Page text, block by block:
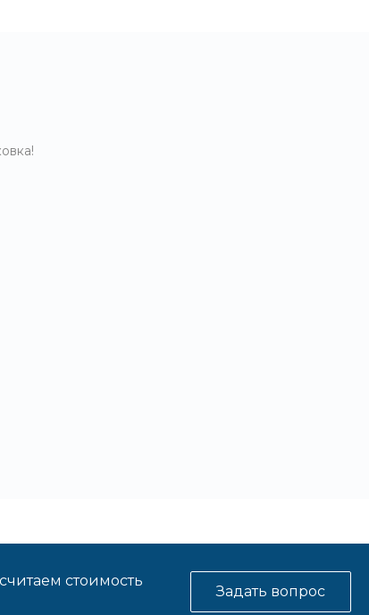
стоимость
Задать вопрос